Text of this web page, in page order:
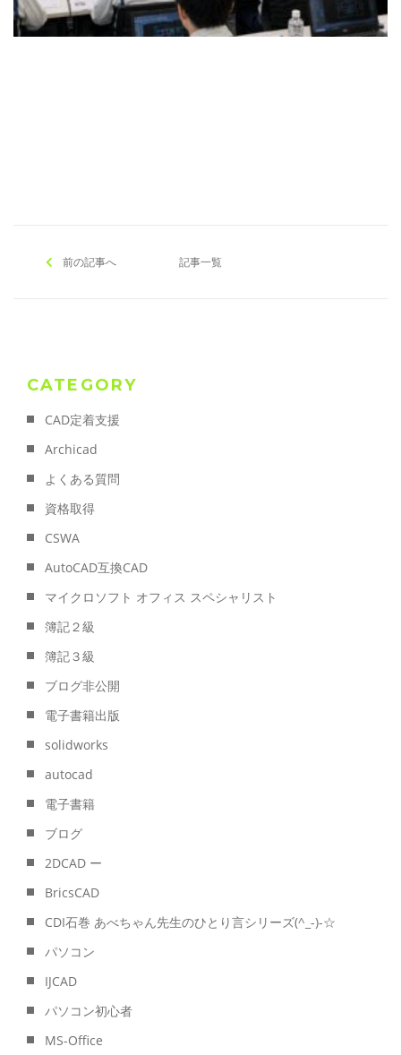
前の記事へ 記事一覧
CATEGORY
CAD定着支援
Archicad
よくある質問
資格取得
CSWA
AutoCAD互換CAD
マイクロソフト オフィス スペシャリスト
簿記２級
簿記３級
ブログ非公開
電子書籍出版
solidworks
autocad
電子書籍
ブログ
2DCAD ー
BricsCAD
CDI石巻 あべちゃん先生のひとり言シリーズ(^_-)-☆
パソコン
IJCAD
パソコン初心者
MS-Office